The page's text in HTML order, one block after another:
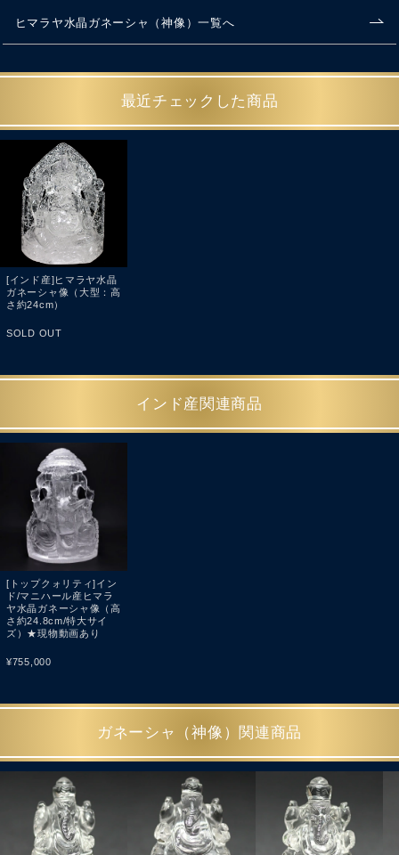
ヒマラヤ水晶ガネーシャ（神像）一覧へ
最近チェックした商品
[インド産]ヒマラヤ水晶
ガネーシャ像（大型：高
さ約24cm）
SOLD OUT
インド産関連商品
[トップクォリティ]イン
ド/マニハール産ヒマラ
ヤ水晶ガネーシャ像（高
さ約24.8cm/特大サイ
ズ）★現物動画あり
¥755,000
ガネーシャ（神像）関連商品